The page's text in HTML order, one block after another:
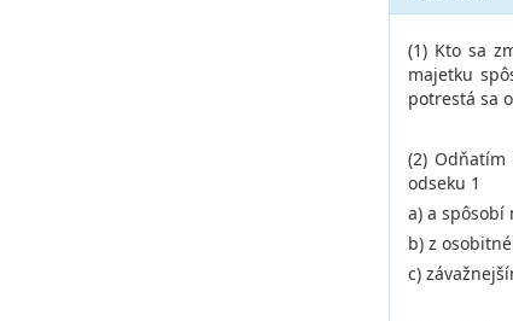
(1) Kto sa
majetku
potrestá sa
(2)
odseku 1
a) a spôsobí
b) z
c)